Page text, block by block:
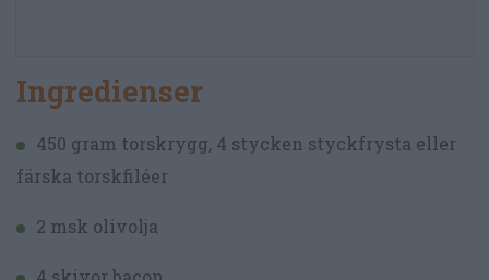
Ingredienser
450 gram torskrygg, 4 stycken styckfrysta eller
färska torskfiléer
2 msk olivolja